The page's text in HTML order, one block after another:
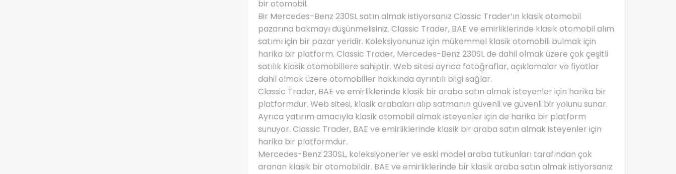
bir otomobil.
Bir Mercedes-Benz 230SL satın almak istiyorsanız Classic Trader’ın klasik otomobil
pazarına bakmayı düşünmelisiniz. Classic Trader, BAE ve emirliklerinde klasik otomobil alım
satımı için bir pazar yeridir. Koleksiyonunuz için mükemmel klasik otomobili bulmak için
harika bir platform. Classic Trader, Mercedes-Benz 230SL de dahil olmak üzere çok çeşitli
satılık klasik otomobillere sahiptir. Web sitesi ayrıca fotoğraflar, açıklamalar ve fiyatlar
dahil olmak üzere otomobiller hakkında ayrıntılı bilgi sağlar.
Classic Trader, BAE ve emirliklerinde klasik bir araba satın almak isteyenler için harika bir
platformdur. Web sitesi, klasik arabaları alıp satmanın güvenli ve güvenli bir yolunu sunar.
Ayrıca yatırım amacıyla klasik otomobil almak isteyenler için de harika bir platform
sunuyor. Classic Trader, BAE ve emirliklerinde klasik bir araba satın almak isteyenler için
harika bir platformdur.
Mercedes-Benz 230SL, koleksiyonerler ve eski model araba tutkunları tarafından çok
aranan klasik bir otomobildir. BAE ve emirliklerinde bir klasik araba satın almak istiyorsanız